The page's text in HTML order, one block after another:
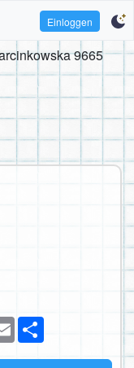
Einloggen
9665
Email